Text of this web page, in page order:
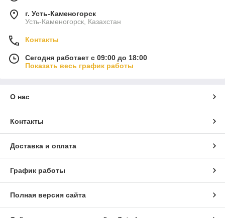
г. Усть-Каменогорск
Усть-Каменогорск, Казахстан
Контакты
Сегодня работает с 09:00 до 18:00
Показать весь график работы
О нас
Контакты
Доставка и оплата
График работы
Полная версия сайта